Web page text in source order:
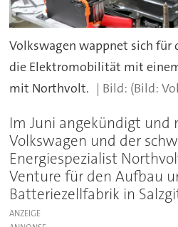
Volkswagen wappnet sich für
die Elektromobilität mit
mit Northvolt.
(Bild:
Im Juni angekündigt und
Volkswagen und der
Energiespezialist
Venture für den Aufbau
Batteriezellfabrik in
ANZEIGE